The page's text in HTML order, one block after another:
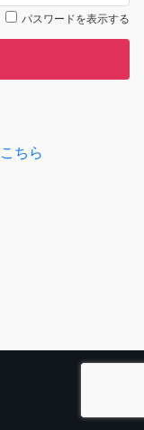
パスワードを表示する
こちら